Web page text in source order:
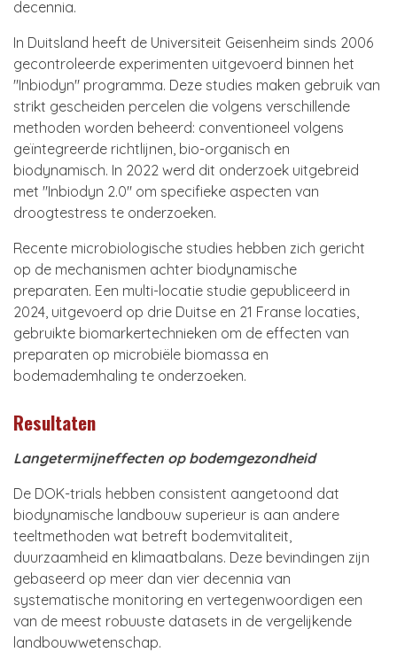
decennia.
In Duitsland heeft de Universiteit Geisenheim sinds 2006
gecontroleerde experimenten uitgevoerd binnen het
"Inbiodyn" programma. Deze studies maken gebruik van
strikt gescheiden percelen die volgens verschillende
methoden worden beheerd: conventioneel volgens
geïntegreerde richtlijnen, bio-organisch en
biodynamisch. In 2022 werd dit onderzoek uitgebreid
met "Inbiodyn 2.0" om specifieke aspecten van
droogtestress te onderzoeken.
Recente microbiologische studies hebben zich gericht
op de mechanismen achter biodynamische
preparaten. Een multi-locatie studie gepubliceerd in
2024, uitgevoerd op drie Duitse en 21 Franse locaties,
gebruikte biomarkertechnieken om de effecten van
preparaten op microbiële biomassa en
bodemademhaling te onderzoeken.
Resultaten
Langetermijneffecten op bodemgezondheid
De DOK-trials hebben consistent aangetoond dat
biodynamische landbouw superieur is aan andere
teeltmethoden wat betreft bodemvitaliteit,
duurzaamheid en klimaatbalans. Deze bevindingen zijn
gebaseerd op meer dan vier decennia van
systematische monitoring en vertegenwoordigen een
van de meest robuuste datasets in de vergelijkende
landbouwwetenschap.